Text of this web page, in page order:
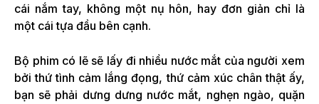
cái nắm tay, không một nụ hôn, hay đơn giản chỉ là
một cái tựa đầu bên cạnh.
Bộ phim có lẽ sẽ lấy đi nhiều nước mắt của người xem
bởi thứ tình cảm lắng đọng, thứ cảm xúc chân thật ấy,
bạn sẽ phải dưng dưng nước mắt, nghẹn ngào, quặn